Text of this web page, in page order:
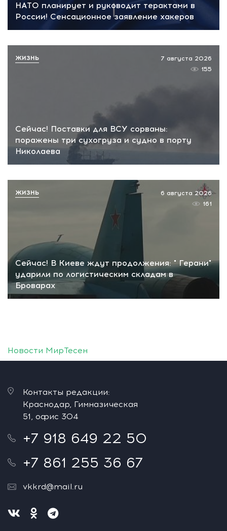
НАТО планирует и руководит терактами в
России! Сенсационное заявление хакеров
Сейчас! Поставки для ВСУ сорваны:
поражены три сухогруза и судно в порту
Николаева
7 августа 2026
155
ЖИЗНЬ
Сейчас! В Киеве ждут продолжения: " Герани"
ударили по логистическим складам в
Броварах
6 августа 2026
161
ЖИЗНЬ
Новости МирТесен
Контакты редакции:
Краснодар, Гимназическая
51, офис 304
+7 918 649 22 50
+7 861 255 36 67
vkkrd@mail.ru